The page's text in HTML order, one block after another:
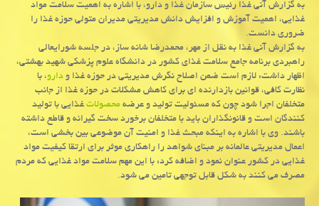
به گزارش آنی غذا رئیس سازمان غذا و دارو، با اشاره به اهمیت سلامت مواد
غذایی، اهمیت آموزش و افزایش دانش مدیریتی مدیران متولی حوزه غذا را
ضروری دانست.
به گزارش آنی غذا به نقل از مهر، محمدرضا شانه ساز، در جلسه شورایعالی
راهبردی برنامه جامع سلامت غذای كشور در دانشگاه علوم پزشكی شهید بهشتی،
اظهار داشت: لازم است ضمن اصلاح نگرش مدیریتی در حوزه غذا ودارو، با
نظارت كافی، قوانین بازدارنده ای برای كاهش مشكلات در حوزه غذا از جانب
متخلفان اجرا شود چون كه مسئولیت تولید و عرضهمحصولاتغذایی با تولید
كنندگان است و قانونگذاران باید با متخلفان برخورد سخت گیرانه و قاطع داشته
باشند. وی با اشاره به اینكه مبحث غذا و امنیت آن موضوعی بین بخشی است،
اعمال مدیریتی عالمانه بر مبنای شواهد را راهكاری موثر برای ارتقا كیفیت مواد
غذایی در كشور عنوان نمود و اضافه كرد: با این مهم سلامت مواد غذایی كه مردم
مصرف می كنند به شكل قابل توجهی تامین می شود.